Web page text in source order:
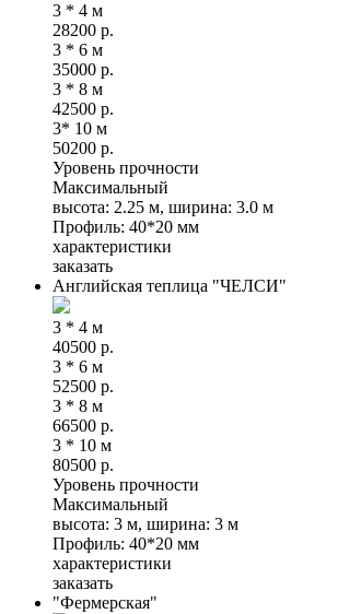
3 * 4 м
28200 р.
3 * 6 м
35000 р.
3 * 8 м
42500 р.
3* 10 м
50200 р.
Уровень прочности
Максимальный
высота: 2.25 м, ширина: 3.0 м
Профиль: 40*20 мм
характеристики
заказать
Английская теплица "ЧЕЛСИ"
3 * 4 м
40500 р.
3 * 6 м
52500 р.
3 * 8 м
66500 р.
3 * 10 м
80500 р.
Уровень прочности
Максимальный
высота: 3 м, ширина: 3 м
Профиль: 40*20 мм
характеристики
заказать
"Фeрмерская"